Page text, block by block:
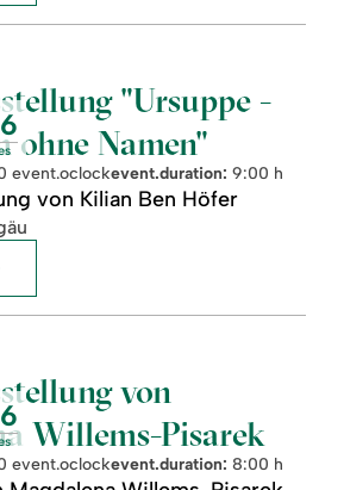
"Ursuppe -
ohne Namen"
event.oclockevent.duration: 9:00 h
von Kilian Ben Höfer
von
Willems-Pisarek
event.oclockevent.duration: 8:00 h